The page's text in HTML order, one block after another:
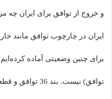
و خروج از توافق برای ایران چه
ایران در چارچوب توافق مانند
برای چنین وضعیتی آماده